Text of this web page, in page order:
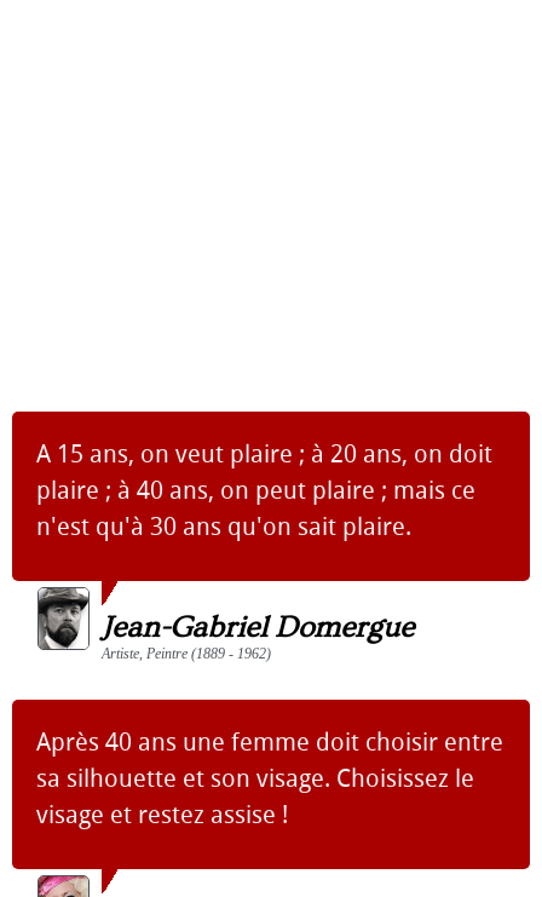
A 15 ans, on veut plaire ; à 20 ans, on doit
plaire ; à 40 ans, on peut plaire ; mais ce
n'est qu'à 30 ans qu'on sait plaire.
Jean-Gabriel Domergue
Artiste, Peintre (1889 - 1962)
Après 40 ans une femme doit choisir entre
sa silhouette et son visage. Choisissez le
visage et restez assise !